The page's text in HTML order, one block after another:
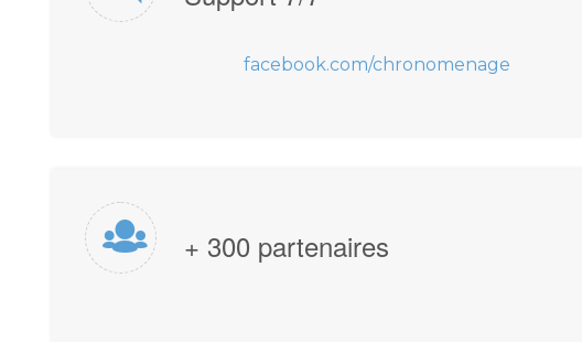
facebook.com/chronomenage
+ 300 partenaires